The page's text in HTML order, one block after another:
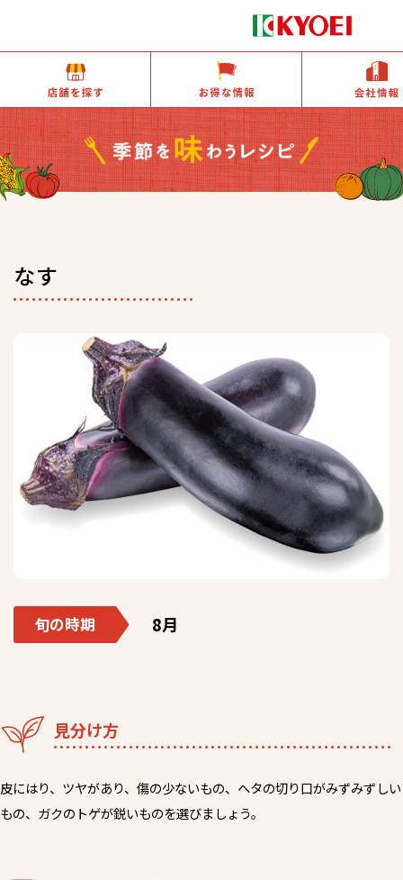
なす
旬の時期 8月
見分け方
皮にはり、ツヤがあり、傷の少ないもの、ヘタの切り口がみずみずしい
もの、ガクのトゲが鋭いものを選びましょう。